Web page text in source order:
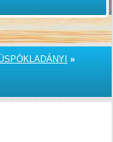
»